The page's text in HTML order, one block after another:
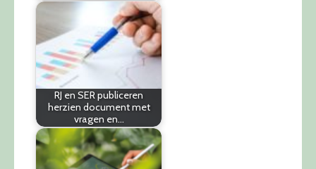
RJ en SER publiceren
herzien document met
vragen en…